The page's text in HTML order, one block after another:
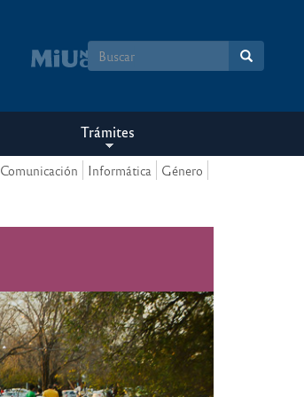
Formulario
búsqueda
Trámites
Comunicación Informática Género